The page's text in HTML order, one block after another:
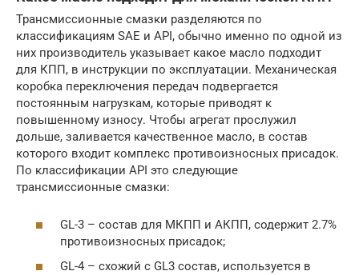
Трансмиссионные смазки разделяются по
классификациям SAE и API, обычно именно по одной из
них производитель указывает какое масло подходит
для КПП, в инструкции по эксплуатации. Механическая
коробка переключения передач подвергается
постоянным нагрузкам, которые приводят к
повышенному износу. Чтобы агрегат прослужил
дольше, заливается качественное масло, в состав
которого входит комплекс противоизносных присадок.
По классификации API это следующие
трансмиссионные смазки:
GL-3 – состав для МКПП и АКПП, содержит 2.7%
противоизносных присадок;
GL-4 – схожий с GL3 состав, используется в